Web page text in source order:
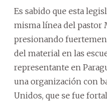
Es sabido que esta
misma línea del pastor
presionando
del material en las
representante en
una organización con
Unidos, que se fue